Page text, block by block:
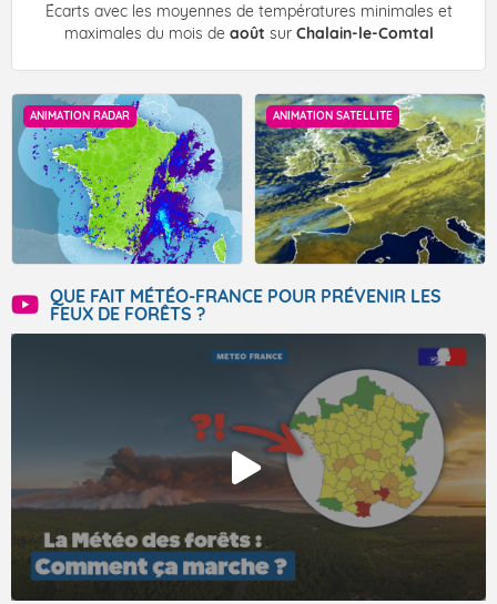
Écarts avec les moyennes de températures minimales et
maximales du mois de août sur Chalain-le-Comtal
ANIMATION RADAR ANIMATION SATELLITE
QUE FAIT MÉTÉO-FRANCE POUR PRÉVENIR LES
FEUX DE FORÊTS ?